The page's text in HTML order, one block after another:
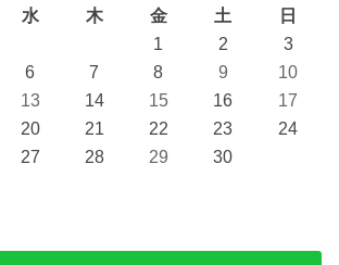
水 木 金 土
日
1
2
3
6 7 8 9
10
13 14 15 16
17
20 21 22 23
24
27 28 29
30